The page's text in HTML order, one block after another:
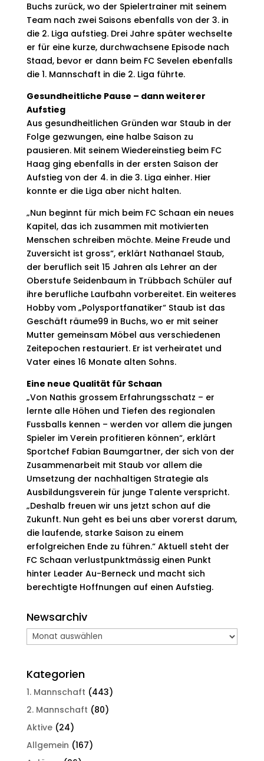
Buchs zurück, wo der Spielertrainer mit seinem
Team nach zwei Saisons ebenfalls von der 3. in
die 2. Liga aufstieg. Drei Jahre später wechselte
er für eine kurze, durchwachsene Episode nach
Staad, bevor er dann beim FC Sevelen ebenfalls
die 1. Mannschaft in die 2. Liga führte.
Gesundheitliche Pause – dann weiterer
Aufstieg
Aus gesundheitlichen Gründen war Staub in der
Folge gezwungen, eine halbe Saison zu
pausieren. Mit seinem Wiedereinstieg beim FC
Haag ging ebenfalls in der ersten Saison der
Aufstieg von der 4. in die 3. Liga einher. Hier
konnte er die Liga aber nicht halten.
„Nun beginnt für mich beim FC Schaan ein neues
Kapitel, das ich zusammen mit motivierten
Menschen schreiben möchte. Meine Freude und
Zuversicht ist gross“, erklärt Nathanael Staub,
der beruflich seit 15 Jahren als Lehrer an der
Oberstufe Seidenbaum in Trübbach Schüler auf
ihre berufliche Laufbahn vorbereitet. Ein weiteres
Hobby vom „Polysportfanatiker“ Staub ist das
Geschäft räume99 in Buchs, wo er mit seiner
Mutter gemeinsam Möbel aus verschiedenen
Zeitepochen restauriert. Er ist verheiratet und
Vater eines 16 Monate alten Sohns.
Eine neue Qualität für Schaan
„Von Nathis grossem Erfahrungsschatz – er
lernte alle Höhen und Tiefen des regionalen
Fussballs kennen – werden vor allem die jungen
Spieler im Verein profitieren können“, erklärt
Sportchef Fabian Baumgartner, der sich von der
Zusammenarbeit mit Staub vor allem die
Umsetzung der nachhaltigen Strategie als
Ausbildungsverein für junge Talente verspricht.
„Deshalb freuen wir uns jetzt schon auf die
Zukunft. Nun geht es bei uns aber vorerst darum,
die laufende, starke Saison zu einem
erfolgreichen Ende zu führen.“ Aktuell steht der
FC Schaan verlustpunktmässig einen Punkt
hinter Leader Au-Berneck und macht sich
berechtigte Hoffnungen auf einen Aufstieg.
Newsarchiv
Newsarchiv
Kategorien
1. Mannschaft (443)
2. Mannschaft (80)
Aktive(24)
Allgemein (167)